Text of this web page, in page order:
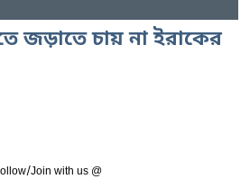
জড়াতে চায় না ইরাকের
Join with us @